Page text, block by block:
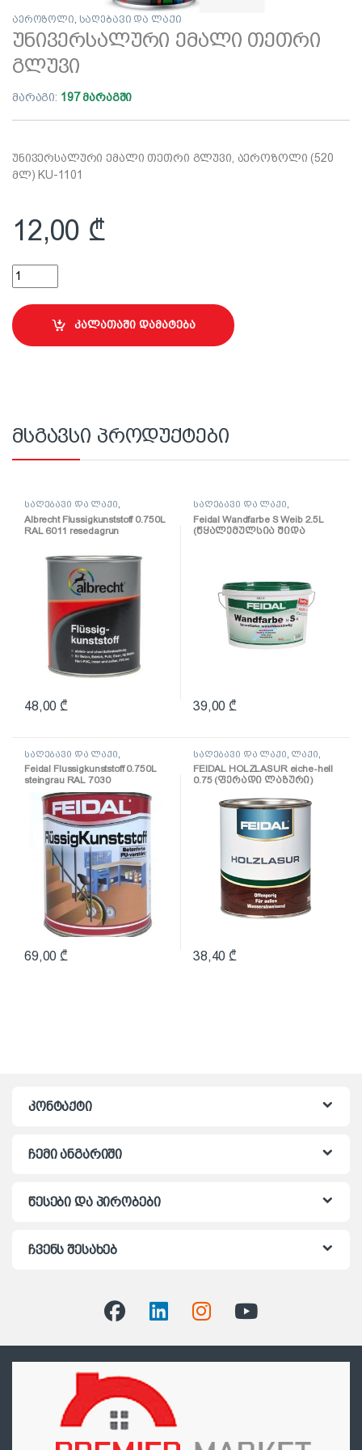
აეროზოლი საღებავი და ლაქი
უნივერსალური ემალი თეთრი
გლუვი
მარაგი: 197 მარაგში
უნივერსალური ემალი თეთრი გლუვი, აეროზოლი (520
მლ) KU-1101
12,00 ₾
უნივერსალური ემალი თეთრი გლუვი quantity
კალათაში დამატება
მსგავსი პროდუქტები
საღებავი და ლაქი
Albrecht Flussigkunststoff 0.750L
RAL 6011 resedagrun
ზეთოვანი საღებავი)
48,00 ₾
საღებავი და ლაქი
Feidal Wandfarbe S Weib 2.5L
(წყალემულსია შიდა
39,00 ₾
საღებავი და ლაქი
საღებავი
Feidal Flussigkunststoff 0.750L
steingrau RAL 7030
(პოლიურეთანის
ზეთოვანი საღებავი
მოვერცხლისფრო-
ნაცრისფერი)
69,00 ₾
საღებავი და ლაქი ლაქი
საღებავი
FEIDAL HOLZLASUR eiche-hell
0.75 (ფერადი ლაზური)
38,40 ₾
კონტაქტი
ჩემი ანგარიში
წესები და პირობები
ჩვენს შესახებ